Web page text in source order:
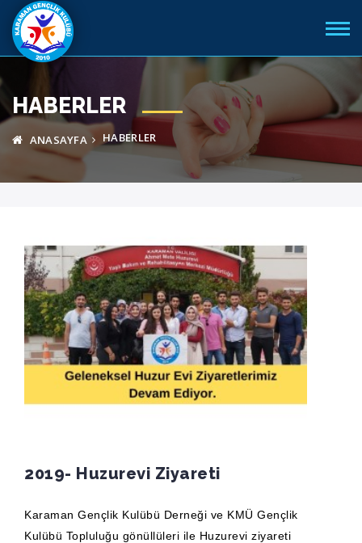
HABERLER
ANASAYFA HABERLER
2019- Huzurevi Ziyareti
Karaman Gençlik Kulübü Derneği ve KMÜ Gençlik
Kulübü Topluluğu gönüllüleri ile Huzurevi ziyareti